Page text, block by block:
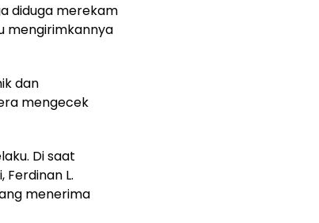
diduga merekam
mengirimkannya
dan
mengecek
Di saat
L.
menerima